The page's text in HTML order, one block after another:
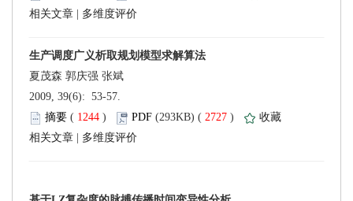
2009, 39(6): 53-57.
(
) 2727 )